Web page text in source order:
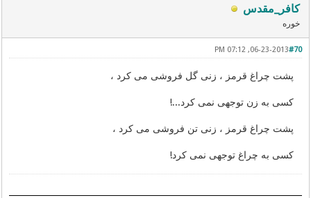
کافر_مقدس
خوره
#70
06-23-2013, 07:12 PM
پشت چراغ قرمز ، زنی گل فروشی می کرد ،
کسی به زن توجهی نمی کرد...!
پشت چراغ قرمز ، زنی تن فروشی می کرد ،
کسی به چراغ توجهی نمی کرد!